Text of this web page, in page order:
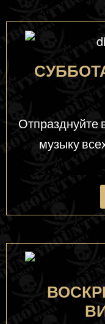
Отпразднуйте
музыку